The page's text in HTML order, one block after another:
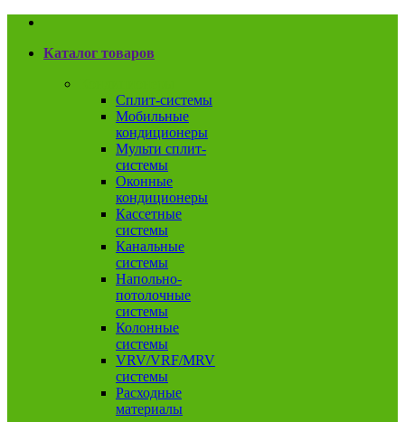
Каталог товаров
Сплит-системы
Мобильные
кондиционеры
Мульти сплит-
системы
Оконные
кондиционеры
Кассетные
системы
Канальные
системы
Напольно-
потолочные
системы
Колонные
системы
VRV/VRF/MRV
системы
Расходные
материалы